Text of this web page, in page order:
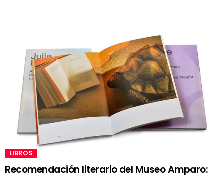
LIBROS
Recomendación literario del Museo Amparo: